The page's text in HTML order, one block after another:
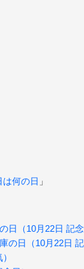
は何の日 」
日（10月22日 記念
の日（10月22日 記